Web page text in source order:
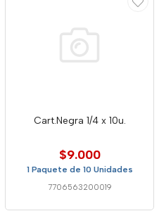
Cart.Negra 1/4 x 10u.
$9.000
1 Paquete de 10 Unidades
7706563200019